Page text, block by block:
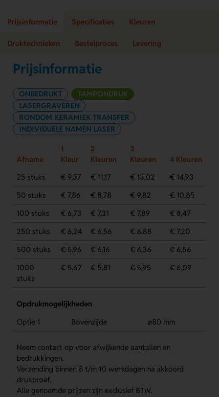
Prijsinformatie Specificaties Kleuren
Druktechnieken Bestelproces Levering
Prijsinformatie
ONBEDRUKT
TAMPONDRUK
LASERGRAVEREN
RONDOM KERAMIEK TRANSFER
INDIVIDUELE NAMEN LASER
Afname
1
Kleur
2
Kleuren
3
Kleuren
4 Kleuren
25 stuks
€ 9,37 € 11,17 € 13,02
€ 14,93
50 stuks
€ 7,86 € 8,78 € 9,82
€ 10,85
100 stuks
€ 6,73 € 7,31 € 7,89
€ 8,47
250 stuks
€ 6,24 € 6,56 € 6,88
€ 7,20
500 stuks
€ 5,96 € 6,16 € 6,36
€ 6,56
1000
stuks
€ 5,67 € 5,81 € 5,95 € 6,09
Opdrukmogelijkheden
Optie 1
Bovenzijde ⌀80 mm
Neem contact op voor afwijkende aantallen en
bedrukkingen.
Verzending binnen 8 t/m 10 werkdagen na akkoord
drukproef.
Alle genoemde prijzen zijn exclusief BTW.